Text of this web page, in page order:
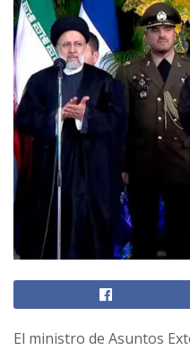
El ministro de Asuntos